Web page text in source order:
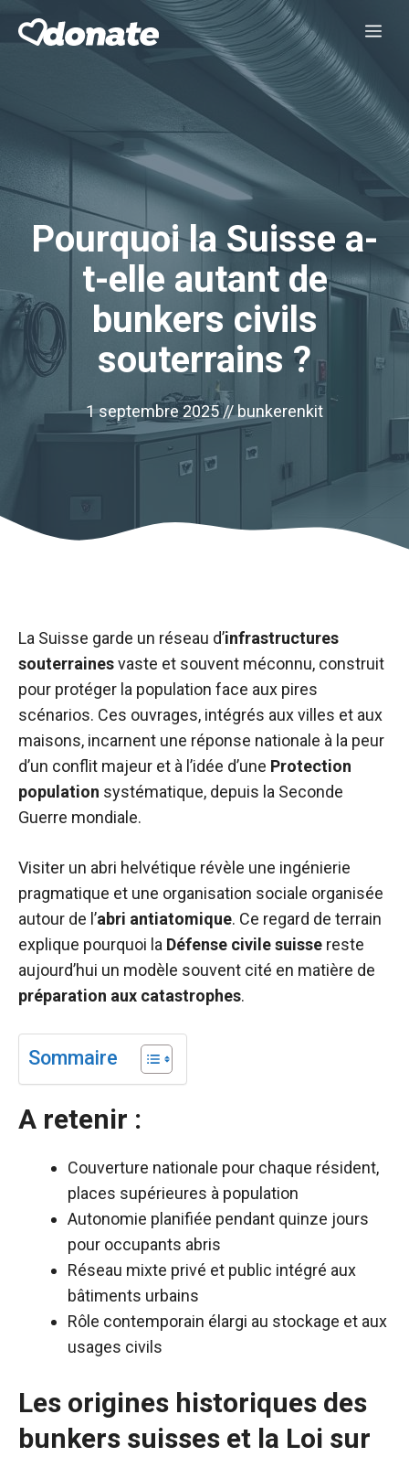
Pourquoi la Suisse a-
t-elle autant de
bunkers civils
souterrains ?
1 septembre 2025 //bunkerenkit
La Suisse garde un réseau d’infrastructures
souterrainesvaste et souvent méconnu, construit
pour protéger la population face aux pires
scénarios. Ces ouvrages, intégrés aux villes et aux
maisons, incarnent une réponse nationale à la peur
d’un conflit majeur et à l’idée d’une Protection
population systématique, depuis la Seconde
Guerre mondiale.
Visiter un abri helvétique révèle une ingénierie
pragmatique et une organisation sociale organisée
autour de l’abri antiatomique. Ce regard de terrain
explique pourquoi la Défense civile suisse reste
aujourd’hui un modèle souvent cité en matière de
préparation aux catastrophes.
Sommaire
A retenir :
Couverture nationale pour chaque résident,
places supérieures à population
Autonomie planifiée pendant quinze jours
pour occupants abris
Réseau mixte privé et public intégré aux
bâtiments urbains
Rôle contemporain élargi au stockage et aux
usages civils
Les origines historiques des
bunkers suisses et la Loi sur